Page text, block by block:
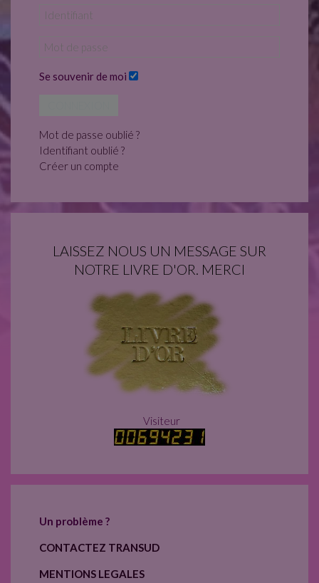
Se souvenir de moi
Mot de passe oublié ?
Identifiant oublié ?
Créer un compte
LAISSEZ NOUS UN MESSAGE SUR
NOTRE LIVRE D'OR. MERCI
Visiteur
Un problème ?
CONTACTEZ TRANSUD
MENTIONS LEGALES